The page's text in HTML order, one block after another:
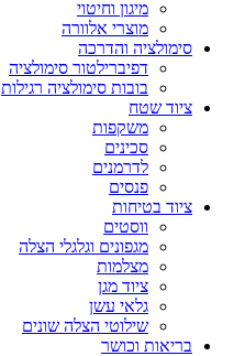
מיגון וחיטוי
מוצרי אלוורה
סימולציה והדרכה
דפיברילטור סימולציה
בובות סימולציה רגילות
ציוד שטח
משקפות
סכינים
לדרמנים
פנסים
ציוד בטיחות
ווסטים
מגפונים וגלגלי הצלה
מצלמות
ציוד מגן
גלאי עשן
שילוטי הצלה שונים
בריאות וכושר